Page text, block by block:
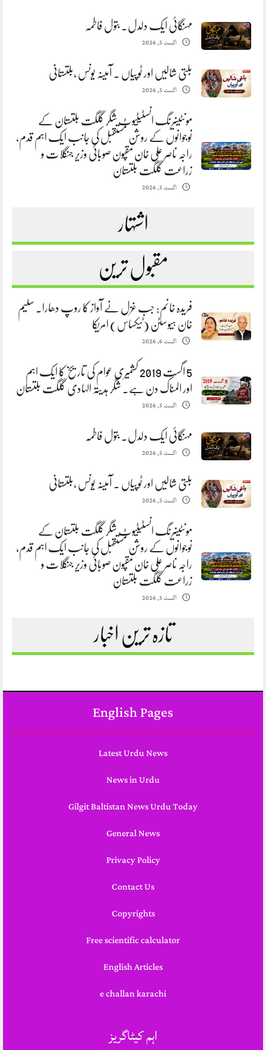
مہنگائی ایک دلدل. بتول فاطمہ
اگست 5, 2026
بلتی شالیں اور ٹوپیاں . آمینہ یونس ،بلتستانی
اگست 5, 2026
مونٹینیرنگ انسٹیٹیوٹ شگر گلگت بلتستان کے
نوجوانوں کے روشن مستقبل کی جانب ایک اہم قدم،
راجہ ناصر علی خان مقپون صوبائی وزیر جنگلات و
زراعت گلگت بلتستان
اگست 5, 2026
اشتہار
مقبول ترین
فریدہ خانم: جب غزل نے آواز کا روپ دھارا. سلیم
خان ہیوسٹن (ٹیکساس) امریکا
اگست 6, 2026
5 اگست 2019 کشمیری عوام کی تاریخ کا ایک اہم
اور المناک دن ہے. شگر ہدیتہ الہادی گلگت بلتستان
اگست 5, 2026
مہنگائی ایک دلدل. بتول فاطمہ
اگست 5, 2026
بلتی شالیں اور ٹوپیاں . آمینہ یونس ،بلتستانی
اگست 5, 2026
مونٹینیرنگ انسٹیٹیوٹ شگر گلگت بلتستان کے
نوجوانوں کے روشن مستقبل کی جانب ایک اہم قدم،
راجہ ناصر علی خان مقپون صوبائی وزیر جنگلات و
زراعت گلگت بلتستان
اگست 5, 2026
تازہ ترین اخبار
English Pages
Latest Urdu News
News in Urdu
Gilgit Baltistan News Urdu Today
General News
Privacy Policy
Contact Us
Copyrights
Free scientific calculator
English Articles
e challan karachi
اہم کیٹاگریز